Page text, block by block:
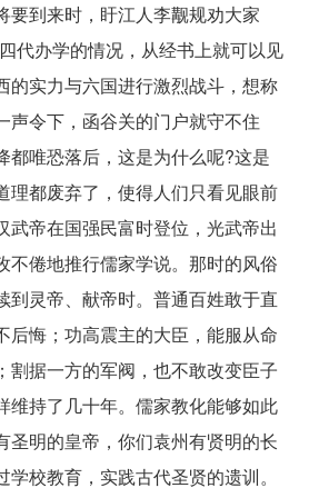
要到来时，盱江人李觏规劝大家
代办学的情况，从经书上就可以见
的实力与六国进行激烈战斗，想称
声令下，函谷关的门户就守不住
都唯恐落后，这是为什么呢?这是
理都废弃了，使得人们只看见眼前
武帝在国强民富时登位，光武帝出
不倦地推行儒家学说。那时的风俗
到灵帝、献帝时。普通百姓敢于直
后悔；功高震主的大臣，能服从命
割据一方的军阀，也不敢改变臣子
维持了几十年。儒家教化能够如此
圣明的皇帝，你们袁州有贤明的长
校教育，实践古代圣贤的遗训。